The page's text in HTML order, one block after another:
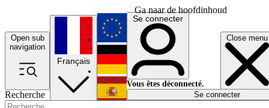
Ga naar de hoofdinhoud
Open sub
navigation
Close menu
Recherche
Français
English
Deutsch
Español
Se connecter
Vous êtes déconnecté.
Se connecter